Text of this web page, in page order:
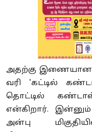
அதற்கு இணையான
வரி 'கட்டில்
தொட்டில்
என்கிறார்.
அன்பு